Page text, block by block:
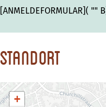
[ANMELDEFORMULAR]( ""
Standort
+